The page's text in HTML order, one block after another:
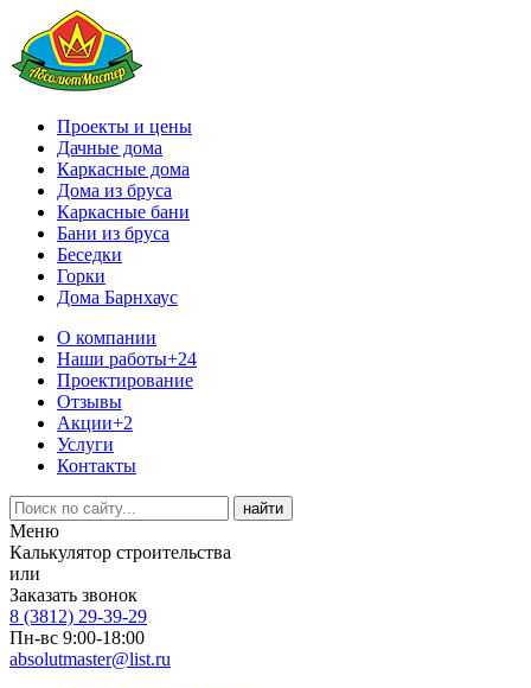
Проекты и цены
Дачные дома
Каркасные дома
Дома из бруса
Каркасные бани
Бани из бруса
Беседки
Горки
Дома Барнхаус
О компании
Наши работы+24
Проектирование
Отзывы
Акции+2
Услуги
Контакты
Меню
Калькулятор строительства
или
Заказать звонок
8 (3812) 29-39-29
Пн-вс 9:00-18:00
absolutmaster@list.ru